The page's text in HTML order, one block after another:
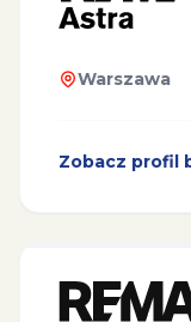
Warszawa
Zobacz profil